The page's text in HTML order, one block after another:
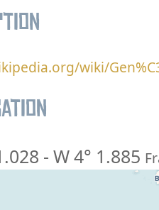
wiki/
- W 4° 1.885